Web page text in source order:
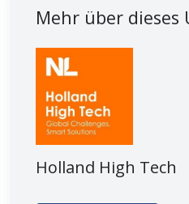
Mehr über
Holland High Tech